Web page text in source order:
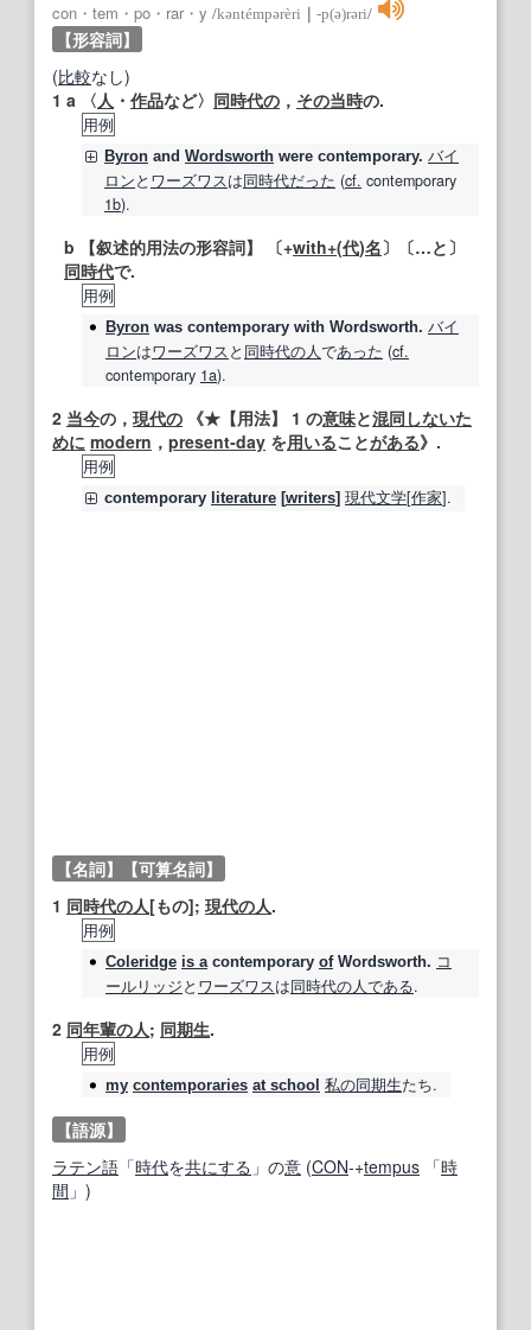
con・tem・po・rar・y /kəntémpərèri ‐p(ə)rəri/
【形容詞】
(比較なし)
1 a 〈人 ・ 作品など〉 同時代の ， その当時の.
用例
Byron and Wordsworth were contemporary. バイ
ロンと ワーズワスは同時代だった (cf. contemporary
1b).
b 【叙述的用法の形容詞】 〔+with+(代)名〕〔…と〕
同時代で.
用例
Byron was contemporary with Wordsworth. バイ
ロンはワーズワスと 同時代の人であった (cf.
contemporary 1a).
2 当今の， 現代の 《★ 【用法】 1 の意味と混同 しないた
めに modern ， present‐day を用いることがある》.
用例
contemporary literature [writers] 現代文学[作家].
【名詞】
【可算名詞】
1 同時代の人[もの]; 現代の人.
用例
Coleridge is a contemporary ofWordsworth. コ
ールリッジと ワーズワスは同時代の人である.
2 同年輩の人; 同期生.
用例
my contemporaries at school 私の同期生たち.
【語源】
ラテン語 「時代を共にする 」の意 (CON‐+tempus 「時
間 」)